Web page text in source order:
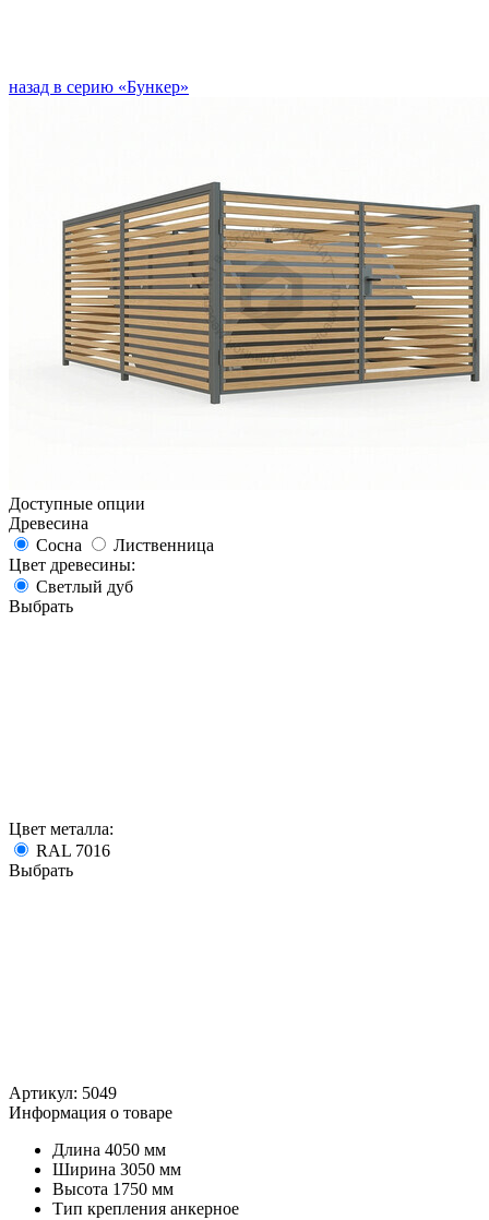
назад в серию «Бункер»
Доступные опции
Древесина
Сосна
Лиственница
Цвет древесины:
Светлый дуб
Выбрать
Цвет металла:
RAL 7016
Выбрать
Артикул: 5049
Информация о товаре
Длина 4050 мм
Ширина 3050 мм
Высота 1750 мм
Тип крепления анкерное